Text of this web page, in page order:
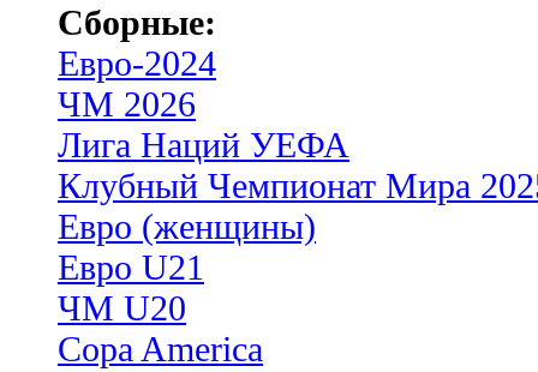
Сборные:
Евро-2024
ЧМ 2026
Лига Наций УЕФА
Клубный Чемпионат Мира
Евро (женщины)
Евро U21
ЧМ U20
Copa America